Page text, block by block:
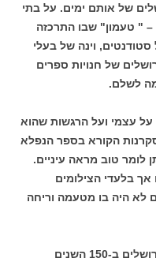
של אותם ימים. על בתי
– " טעמון" שבו התרכזה
וינה של בעלי
של חנויות ספרים
לשלם.
עצמי ועל הרגשות שהוא
הקורא בספר הנפלא
לומר טוב מראה עיניים.
בלעדי הצילומים
לא היה בו מטעמה וריחה
סיפורו של רחוב יפו הוא סיפורה של ירושלים ב-150 השנים